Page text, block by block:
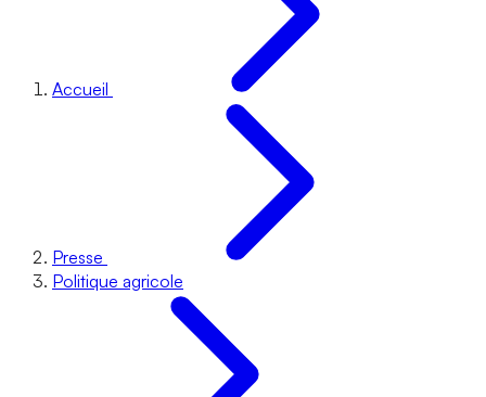
Accueil
Presse
Politique agricole